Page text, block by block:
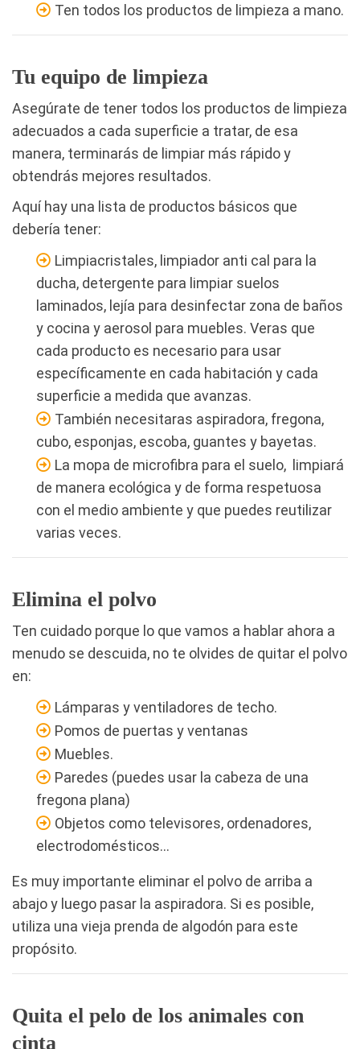
Ten todos los productos de limpieza a mano.
Tu equipo de limpieza
Asegúrate de tener todos los productos de limpieza
adecuados a cada superficie a tratar, de esa
manera, terminarás de limpiar más rápido y
obtendrás mejores resultados.
Aquí hay una lista de productos básicos que
debería tener:
Limpiacristales, limpiador anti cal para la
ducha, detergente para limpiar suelos
laminados, lejía para desinfectar zona de baños
y cocina y aerosol para muebles. Veras que
cada producto es necesario para usar
específicamente en cada habitación y cada
superficie a medida que avanzas.
También necesitaras aspiradora, fregona,
cubo, esponjas, escoba, guantes y bayetas.
La mopa de microfibra para el suelo, limpiará
de manera ecológica y de forma respetuosa
con el medio ambiente y que puedes reutilizar
varias veces.
Elimina el polvo
Ten cuidado porque lo que vamos a hablar ahora a
menudo se descuida, no te olvides de quitar el polvo
en:
Lámparas y ventiladores de techo.
Pomos de puertas y ventanas
Muebles.
Paredes (puedes usar la cabeza de una
fregona plana)
Objetos como televisores, ordenadores,
electrodomésticos…
Es muy importante eliminar el polvo de arriba a
abajo y luego pasar la aspiradora. Si es posible,
utiliza una vieja prenda de algodón para este
propósito.
Quita el pelo de los animales con
cinta